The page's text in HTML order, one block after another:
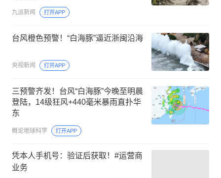
九派新闻 打开APP
台风橙色预警！“白海豚”逼近浙闽沿海
央视新闻 打开APP
三预警齐发！台风“白海豚”今晚至明晨
登陆，14级狂风+440毫米暴雨直扑华
东
概论地球科学 打开APP
凭本人手机号：验证后获取！#运营商
业务